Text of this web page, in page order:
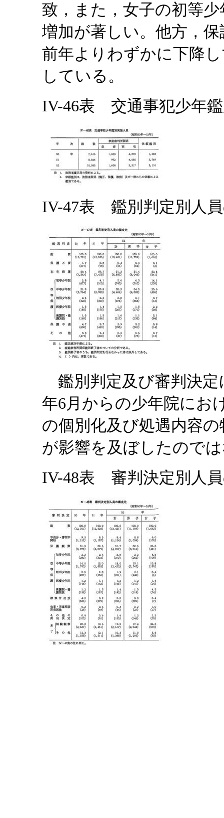
致，また，女子の初等
増加が著しい。他方，
前年よりわずかに下降
している。
IV-46表 交通事犯少年鑑
IV-47表 鑑別判定別人員
鑑別判定及び審判決定
年6月からの少年院にお
の個別化及び処遇内容
が影響を及ぼしたので
IV-48表 審判決定別人員